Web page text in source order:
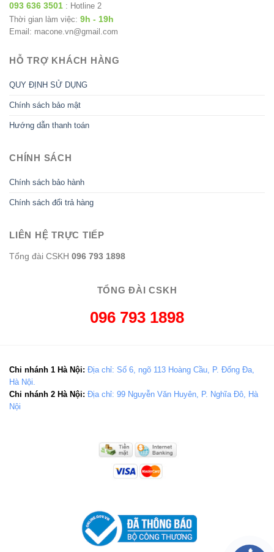
093 636 3501 : Hotline 2
Thời gian làm việc: 9h - 19h
Email: macone.vn@gmail.com
HỖ TRỢ KHÁCH HÀNG
QUY ĐỊNH SỬ DỤNG
Chính sách bảo mật
Hướng dẫn thanh toán
CHÍNH SÁCH
Chính sách bảo hành
Chính sách đổi trả hàng
LIÊN HỆ TRỰC TIẾP
Tổng đài CSKH 096 793 1898
TỔNG ĐÀI CSKH
096 793 1898
Chi nhánh 1 Hà Nội: Địa chỉ: Số 6, ngõ 113 Hoàng Cầu, P. Đống Đa,
Hà Nội.
Chi nhánh 2 Hà Nội: Địa chỉ: 99 Nguyễn Văn Huyên, P. Nghĩa Đô, Hà
Nội